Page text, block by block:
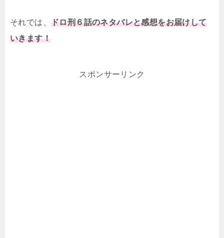
それでは、 ドロ刑６話のネタバレと感想をお届けして
いきます！
スポンサーリンク